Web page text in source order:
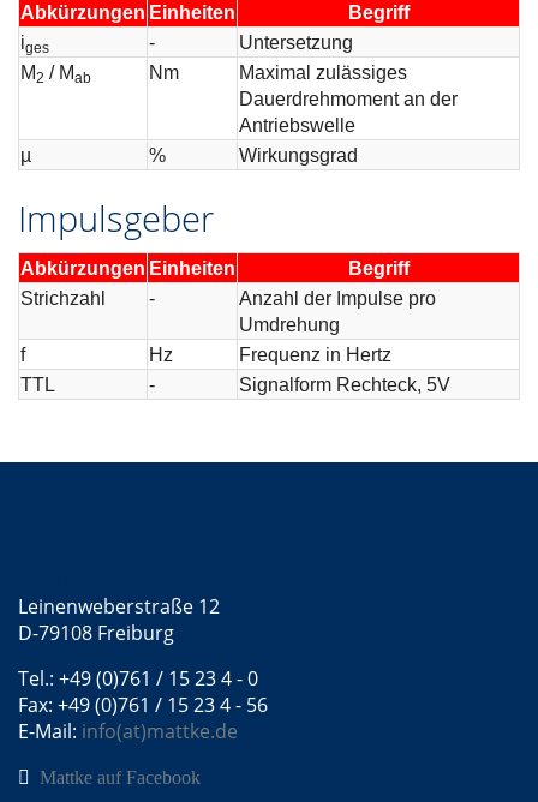
Abkürzungen Einheiten
Begriff
iges -
Untersetzung
M2 / Mab Nm
Maximal zulässiges
Dauerdrehmoment an der
Antriebswelle
µ
% Wirkungsgrad
Impulsgeber
Abkürzungen Einheiten
Begriff
Strichzahl
-
Anzahl der Impulse pro
Umdrehung
f
Hz
Frequenz in Hertz
TTL
- Signalform Rechteck, 5V
Leinenweberstraße 12
D-79108 Freiburg
Tel.: +49 (0)761 / 15 23 4 - 0
Fax: +49 (0)761 / 15 23 4 - 56
E-Mail: info(at)mattke.de
Mattke auf Facebook